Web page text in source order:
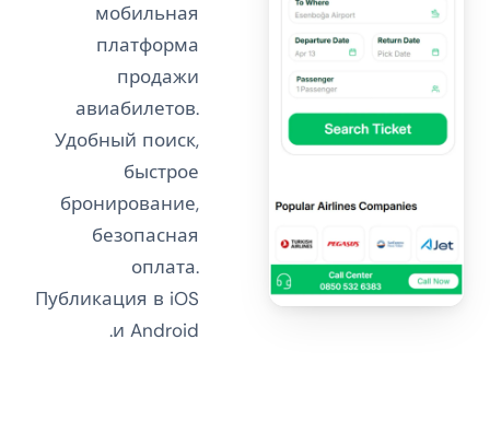
мобильная
платформа
продажи
авиабилетов.
Удобный поиск,
быстрое
бронирование,
безопасная
оплата.
Публикация в iOS
и Android.